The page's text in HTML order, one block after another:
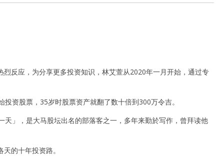
反应，为分享更多投资知识，林艾萱从2020年一月开始，通过专
资股票，35岁时股票资产就翻了数十倍到300万令吉。
」，是大马股坛出名的部落客之一，多年来勤於写作，曾拜读他
的十年投资路。